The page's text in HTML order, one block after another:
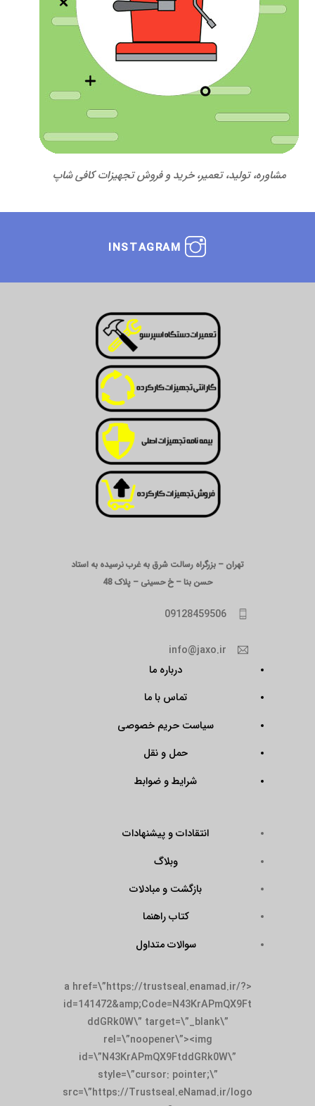
مشاوره، تولید، تعمیر، خرید و فروش تجهیزات کافی شاپ
INSTAGRAM
تهران – بزرگراه رسالت شرق به غرب نرسیده به استاد
حسن بنا – خ حسینی – پلاک 48
09128459506
info@jaxo.ir
درباره ما
تماس با ما
سیاست حریم خصوصی
حمل و نقل
شرایط و ضوابط
انتقادات و پیشنهادات
وبلاگ
بازگشت و مبادلات
کتاب راهنما
سوالات متداول
<a href=\”https://trustseal.enamad.ir/?
id=141472&amp;Code=N43KrAPmQX9Ft
ddGRk0W\” target=\”_blank\”
rel=\”noopener\”><img
id=\”N43KrAPmQX9FtddGRk0W\”
style=\”cursor: pointer;\”
src=\”https://Trustseal.eNamad.ir/logo